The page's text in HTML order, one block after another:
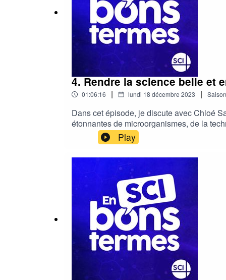
4. Rendre la science belle et
01:06:16 | lundi 18 décembre 2023 | Saison
Dans cet épisode, je discute avec Chloé
étonnantes de microorganismes, de la
:Instagram : https://www.instagram.com/
shop : https://www.tardibabe.com/
list=PLiSHzRAyQE1D7gagVL-
vulgarisation scientifique. Ce podcast
Play